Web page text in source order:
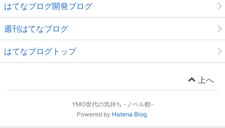
はてなブログ開発ブログ
週刊はてなブログ
はてなブログトップ
上へ
YMO世代の気持ち -ノベル館-
Powered by Hatena Blog.